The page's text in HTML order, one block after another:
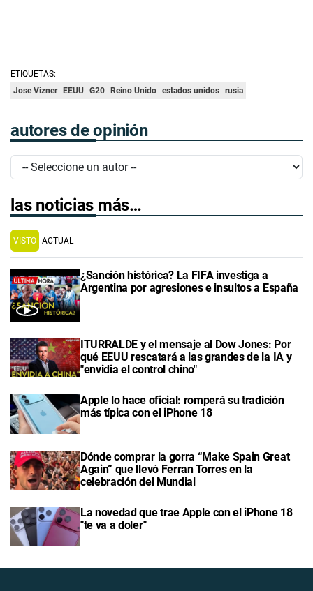
ETIQUETAS:
Jose Vizner
EEUU G20 Reino Unido estados unidos rusia
autores de opinión
las noticias más…
VISTO ACTUAL
¿Sanción histórica? La FIFA investiga a
Argentina por agresiones e insultos a España
ITURRALDE y el mensaje al Dow Jones: Por
qué EEUU rescatará a las grandes de la IA y
"envidia el control chino"
Apple lo hace oficial: romperá su tradición
más típica con el iPhone 18
Dónde comprar la gorra “Make Spain Great
Again” que llevó Ferran Torres en la
celebración del Mundial
La novedad que trae Apple con el iPhone 18
"te va a doler"